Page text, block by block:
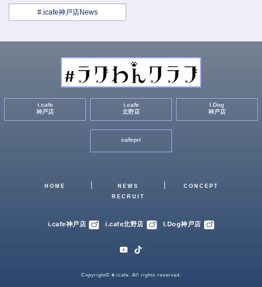
#.icafe神戸店News
i.cafe
神戸店
i.cafe
北野店
I.Dog
神戸店
cafepri
HOME NEWS
CONCEPT
RECRUIT
i.cafe神戸店 i.cafe北野店 I.Dog神戸店
Copyright© #.icafe. All rights reserved.